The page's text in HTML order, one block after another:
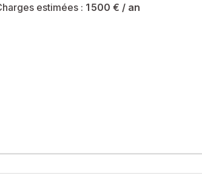
immatriculé au RSAC de Bordeaux sous
estimées : 1 500 € / an